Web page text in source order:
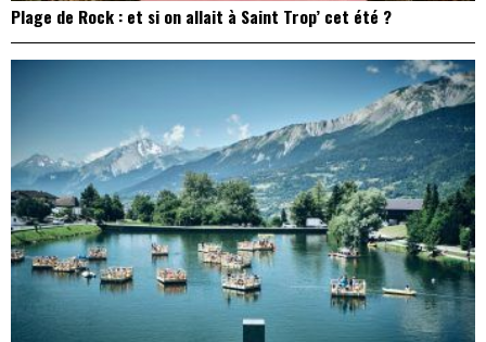
Plage de Rock : et si on allait à Saint Trop’ cet été ?